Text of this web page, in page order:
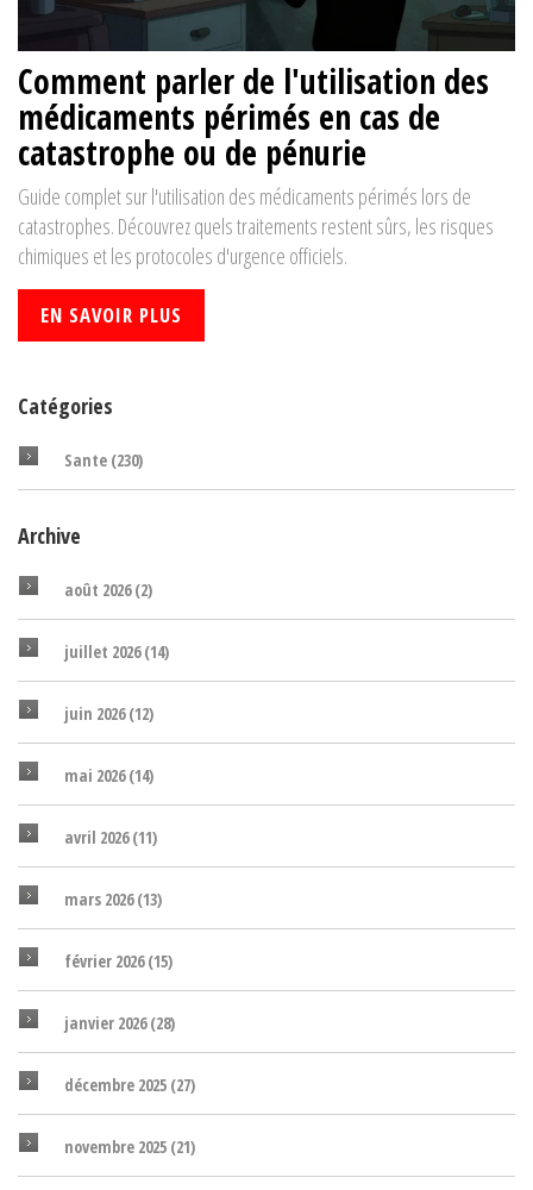
Comment parler de l'utilisation des
médicaments périmés en cas de
catastrophe ou de pénurie
Guide complet sur l'utilisation des médicaments périmés lors de
catastrophes. Découvrez quels traitements restent sûrs, les risques
chimiques et les protocoles d'urgence officiels.
EN SAVOIR PLUS
Catégories
Sante (230)
Archive
août 2026(2)
juillet 2026(14)
juin 2026(12)
mai 2026(14)
avril 2026(11)
mars 2026(13)
février 2026(15)
janvier 2026(28)
décembre 2025 (27)
novembre 2025 (21)